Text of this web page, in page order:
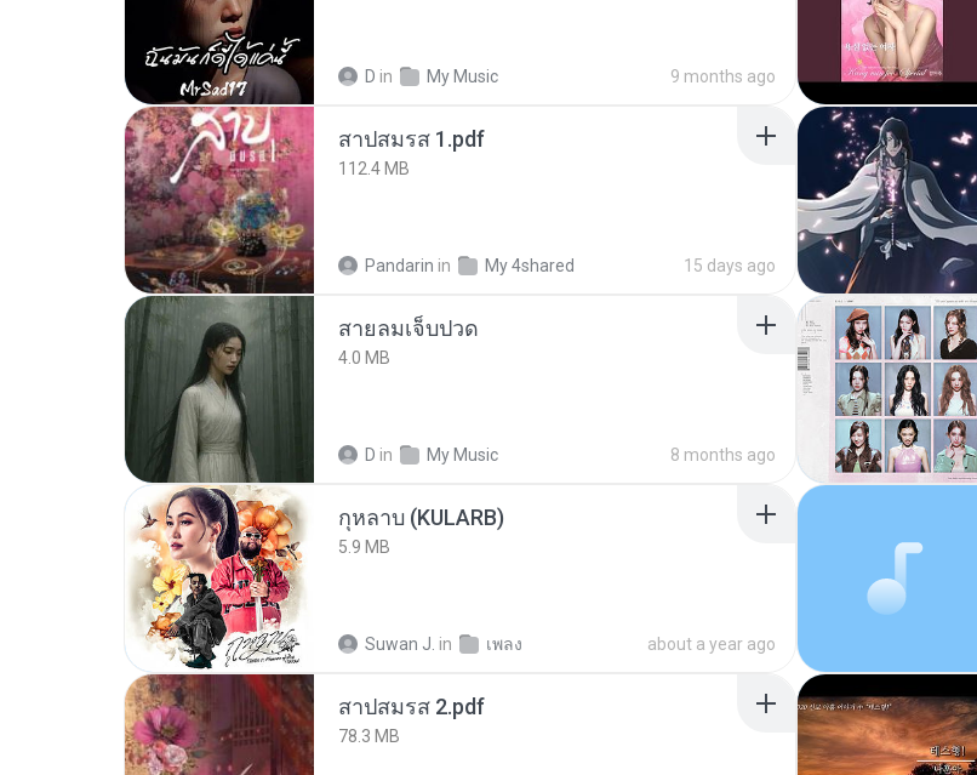
D in My Music 9 months ago
สาปสมรส 1.pdf
112.4 MB
Pandarin in My 4shared 15 days ago
สายลมเจ็บปวด
4.0 MB
D in My Music 8 months ago
กุหลาบ (KULARB)
5.9 MB
Suwan J. in เพลง about a year ago
สาปสมรส 2.pdf
78.3 MB